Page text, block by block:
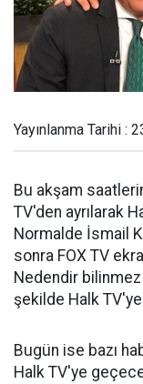
Yayınlanma Tarihi :
Bu akşam
TV'den ayrılarak
Normalde İsmail
sonra FOX TV
Nedendir
şekilde Halk TV'ye
Bugün ise bazı
Halk TV'ye